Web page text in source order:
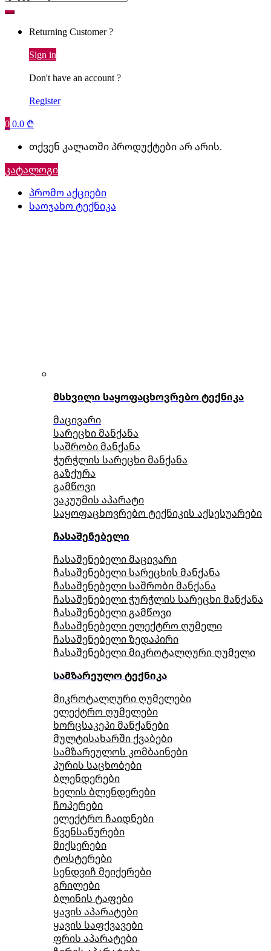
Returning Customer ?
Sign in
Don't have an account ?
Register
00.0 ₾
თქვენ კალათში პროდუქტები არ არის.
კატალოგი
პრომო აქციები
საოჯახო ტექნიკა
მსხვილი საყოფაცხოვრებო ტექნიკა
მაცივარი
სარეცხი მანქანა
საშრობი მანქანა
ჭურჭლის სარეცხი მანქანა
გაზქურა
გამწოვი
ვაკუუმის აპარატი
საყოფაცხოვრებო ტექნიკის აქსესუარები
ჩასაშენებელი
ჩასაშენებელი მაცივარი
ჩასაშენებელი სარეცხის მანქანა
ჩასაშენებელი საშრობი მანქანა
ჩასაშენებელი ჭურჭლის სარეცხი მანქანა
ჩასაშენებელი გამწოვი
ჩასაშენებელი ელექტრო ღუმელი
ჩასაშენებელი ზედაპირი
ჩასაშენებელი მიკროტალღური ღუმელი
სამზარეულო ტექნიკა
მიკროტალღური ღუმელები
ელექტრო ღუმელები
ხორცსაკეპი მანქანები
მულტისახარში ქვაბები
სამზარეულოს კომბაინები
პურის საცხობები
ბლენდერები
ხელის ბლენდერები
ჩოპერები
ელექტრო ჩაიდნები
წვენსაწურები
მიქსერები
ტოსტერები
სენდვიჩ მეიქერები
გრილები
ბლინის ტაფები
ყავის აპარატები
ყავის საფქვავები
ფრის აპარატები